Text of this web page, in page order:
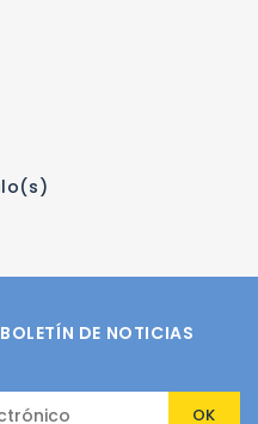
DE NOTICIAS